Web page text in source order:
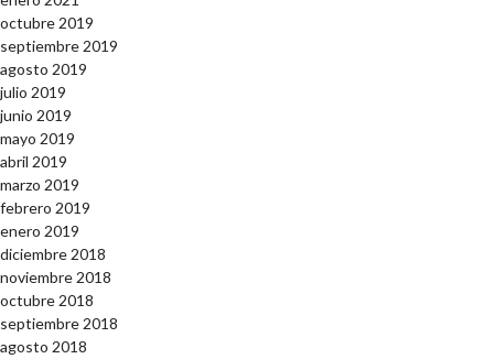
octubre 2019
septiembre 2019
agosto 2019
julio 2019
junio 2019
mayo 2019
abril 2019
marzo 2019
febrero 2019
enero 2019
diciembre 2018
noviembre 2018
octubre 2018
septiembre 2018
agosto 2018